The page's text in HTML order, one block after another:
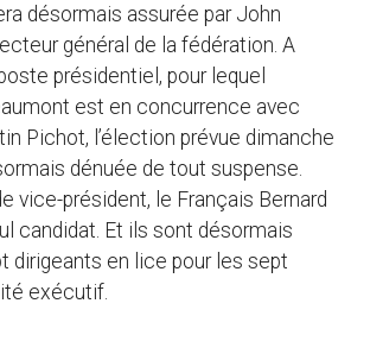
désormais assurée par John
général de la fédération. A
présidentiel, pour lequel
est en concurrence avec
Pichot, l’élection prévue dimanche
dénuée de tout suspense.
vice-président, le Français Bernard
candidat. Et ils sont désormais
dirigeants en lice pour les sept
exécutif.